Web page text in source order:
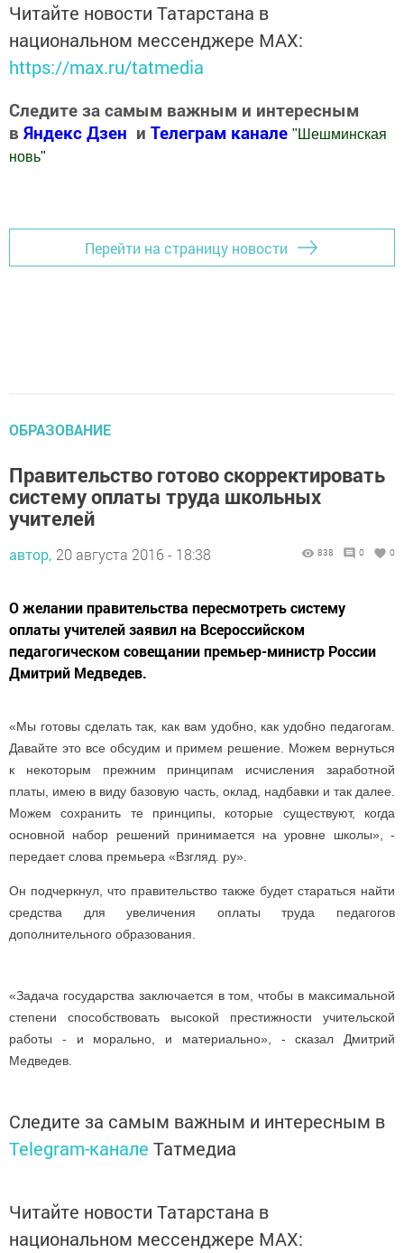
Читайте новости Татарстана в
национальном мессенджере MАХ:
https://max.ru/tatmedia
Следите за самым важным и интересным
в Яндекс Дзен и Телеграм канале " Шешминская
новь"
Перейти на страницу новости
ОБРАЗОВАНИЕ
Правительство готово скорректировать
систему оплаты труда школьных
учителей
автор, 20 августа 2016 - 18:38 838 0 0
О желании правительства пересмотреть систему
оплаты учителей заявил на Всероссийском
педагогическом совещании премьер-министр России
Дмитрий Медведев.
«Мы готовы сделать так, как вам удобно, как удобно педагогам.
Давайте это все обсудим и примем решение. Можем вернуться
к некоторым прежним принципам исчисления заработной
платы, имею в виду базовую часть, оклад, надбавки и так далее.
Можем сохранить те принципы, которые существуют, когда
основной набор решений принимается на уровне школы», -
передает слова премьера «Взгляд. ру».
Он подчеркнул, что правительство также будет стараться найти
средства для увеличения оплаты труда педагогов
дополнительного образования.
«Задача государства заключается в том, чтобы в максимальной
степени способствовать высокой престижности учительской
работы - и морально, и материально», - сказал Дмитрий
Медведев.
Следите за самым важным и интересным в
Telegram-канале Татмедиа
Читайте новости Татарстана в
национальном мессенджере MАХ: